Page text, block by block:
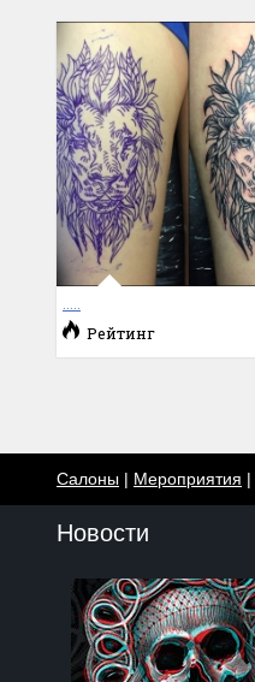
Рейтинг
Салоны | Мероприятия |
Новости